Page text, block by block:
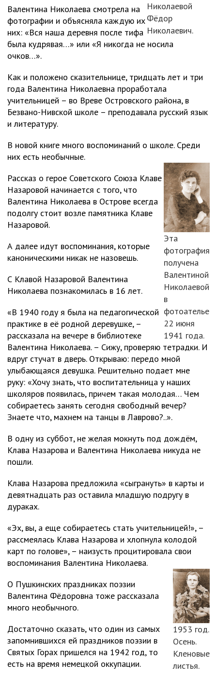
Николаевой
Фёдор
Николаевич.
Валентина Николаева смотрела на
фотографии и объясняла каждую их
них: «Вся наша деревня после тифа
была кудрявая…» или «Я никогда не носила
очков…».
Как и положено сказительнице, тридцать лет и три
года Валентина Николаевна проработала
учительницей – во Вреве Островского района, в
Безвано-Нивской школе – преподавала русский язык
и литературу.
В новой книге много воспоминаний о школе. Среди
них есть необычные.
Эта
фотография
получена
Валентиной
Николаевой
в
фотоателье
22 июня
1941 года.
Рассказ о герое Советского Союза Клаве
Назаровой начинается с того, что
Валентина Николаева в Острове всегда
подолгу стоит возле памятника Клаве
Назаровой.
А далее идут воспоминания, которые
каноническими никак не назовешь.
С Клавой Назаровой Валентина
Николаева познакомилась в 16 лет.
«В 1940 году я была на педагогической
практике в её родной деревушке, –
рассказала на вечере в библиотеке
Валентина Николаева. – Сижу, проверяю тетрадки. И
вдруг стучат в дверь. Открываю: передо мной
улыбающаяся девушка. Решительно подает мне
руку: «Хочу знать, что воспитательница у наших
школяров появилась, причем такая молодая… Чем
собираетесь занять сегодня свободный вечер?
Знаете что, махнем на танцы в Лаврово?..».
В одну из суббот, не желая мокнуть под дождём,
Клава Назарова и Валентина Николаева никуда не
пошли.
Клава Назарова предложила «сыгрануть» в карты и
девятнадцать раз оставила младшую подругу в
дураках.
«Эх, вы, а еще собираетесь стать учительницей!», –
рассмеялась Клава Назарова и хлопнула колодой
карт по голове», – наизусть процитировала свои
воспоминания Валентина Николаева.
1953 год.
Осень.
Кленовые
листья.
О Пушкинских праздниках поэзии
Валентина Фёдоровна тоже рассказала
много необычного.
Достаточно сказать, что один из самых
запомнившихся ей праздников поэзии в
Святых Горах пришелся на 1942 год, то
есть на время немецкой оккупации.